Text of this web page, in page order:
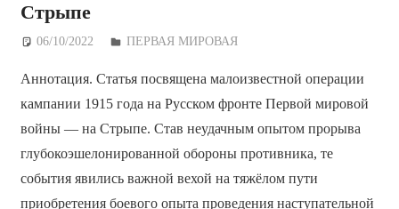
Стрыпе
06/10/2022 Дежурный по Редакции
ПЕРВАЯ МИРОВАЯ
Аннотация. Статья посвящена малоизвестной операции
кампании 1915 года на Русском фронте Первой мировой
войны — на Стрыпе. Став неудачным опытом прорыва
глубокоэшелонированной обороны противника, те
события явились важной вехой на тяжёлом пути
приобретения боевого опыта проведения наступательной